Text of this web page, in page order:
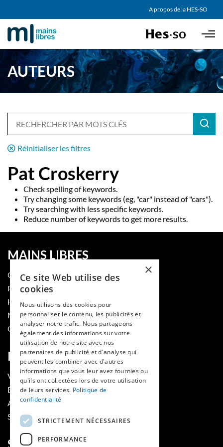
Skip to main content
A propos de la HES-SO
PARTENAIRES
AUTEURS
Réinitialiser les filtres
Pat Croskerry
Check spelling of keywords.
Try changing some keywords (eg, "car" instead of "cars").
Try searching with less specific keywords.
Reduce number of keywords to get more results.
MAINS LIBRES
QUI SOMMES-NOUS
PUBLIER DANS LA REVUE
HES-SO
MÉDECINE ET HYGIÈNE
CONTACT
RUBRIQUES
VOIR LES NUMÉROS
ÉVÈNEMENTS MAINS LIBRES
AGENDA
SOUTIENS
SUIVEZ-NOUS
×
Ce site Web utilise des
cookies
Nous utilisons des cookies pour
personnaliser le contenu, les publicités et
analyser notre trafic. Nous partageons
également des informations sur votre
utilisation de notre site avec nos
partenaires de publicité et d'analyse qui
peuvent les combiner avec d'autres
informations que vous leur avez fournies ou
qu'ils ont collectées lors de votre utilisation
de leurs services. Politique de
confidentialité
STRICTEMENT NÉCESSAIRES
PERFORMANCE